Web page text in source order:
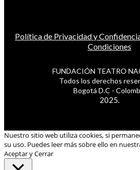
Política de Privacidad y
Condiciones
FUNDACIÓN TEATRO
Todos los derechos
Bogotá D.C -
2025.
Nuestro sitio web utiliza cookies, si
su uso. Puedes leer más sobre ello en
Aceptar y Cerrar